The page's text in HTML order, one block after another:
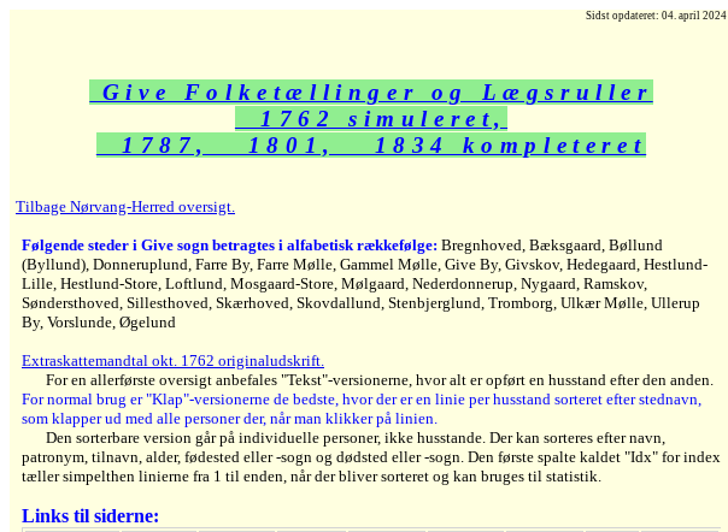
Sidst opdateret: 04. april 2024
Give Folketællinger og Lægsruller
1762 simuleret,
1787, 1801, 1834 kompleteret
Tilbage Nørvang-Herred oversigt.
Følgende steder i Give sogn betragtes i alfabetisk rækkefølge: Bregnhoved, Bæksgaard, Bøllund
(Byllund), Donneruplund, Farre By, Farre Mølle, Gammel Mølle, Give By, Givskov, Hedegaard, Hestlund-
Lille, Hestlund-Store, Loftlund, Mosgaard-Store, Mølgaard, Nederdonnerup, Nygaard, Ramskov,
Søndersthoved, Sillesthoved, Skærhoved, Skovdallund, Stenbjerglund, Tromborg, Ulkær Mølle, Ullerup
By, Vorslunde, Øgelund
Extraskattemandtal okt. 1762 originaludskrift.
For en allerførste oversigt anbefales "Tekst"-versionerne, hvor alt er opført en husstand efter den anden.
For normal brug er "Klap"-versionerne de bedste, hvor der er en linie per husstand sorteret efter stednavn,
som klapper ud med alle personer der, når man klikker på linien.
Den sorterbare version går på individuelle personer, ikke husstande. Der kan sorteres efter navn,
patronym, tilnavn, alder, fødested eller -sogn og dødsted eller -sogn. Den første spalte kaldet "Idx" for index
tæller simpelthen linierne fra 1 til enden, når der bliver sorteret og kan bruges til statistik.
Links til siderne: